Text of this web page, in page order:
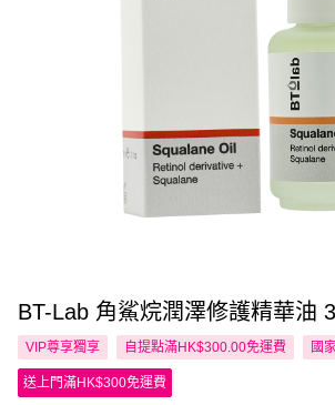
BT-Lab 角鯊烷潤澤修護精華油
VIP尊享獨享 自提點滿HK$300.00免運費 國
送上門滿HK$300免運費